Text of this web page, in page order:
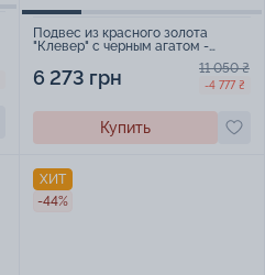
Подвес из красного золота
"Клевер" с черным агатом -
6 273 грн 11 050 ₴
-4 777 ₴
Купить
ХИТ
-44%